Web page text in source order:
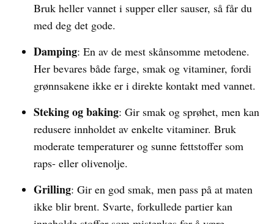
Bruk heller vannet i supper eller sauser, så får du
med deg det gode.
Damping: En av de mest skånsomme metodene.
Her bevares både farge, smak og vitaminer, fordi
grønnsakene ikke er i direkte kontakt med vannet.
Steking og baking: Gir smak og sprøhet, men kan
redusere innholdet av enkelte vitaminer. Bruk
moderate temperaturer og sunne fettstoffer som
raps- eller olivenolje.
Grilling: Gir en god smak, men pass på at maten
ikke blir brent. Svarte, forkullede partier kan